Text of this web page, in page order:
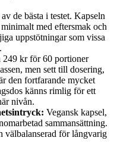
de bästa i testet. Kapseln
med eftersmak och
uppstötningar som vissa
249 kr för 60 portioner
men sett till dosering,
den fortfarande mycket
känns rimlig för ett
nivån.
Vegansk kapsel,
sammansättning.
välbalanserad för långvarig